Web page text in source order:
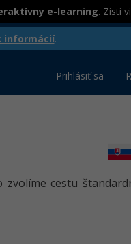
e-learning. Zisti
informácií.
Prihlásiť sa
cestu